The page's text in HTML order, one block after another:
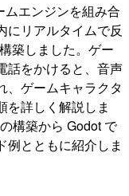
エンジンを組み合
にリアルタイムで反
築しました。ゲー
話をかけると、音声
、ゲームキャラクタ
を詳しく解説しま
構築から Godot で
例とともに紹介しま